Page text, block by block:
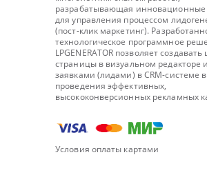
разрабатывающая
для управления процессом
(пост-клик маркетинг).
технологическое программное
LPGENERATOR позволяет
страницы в визуальном редакторе
заявками (лидами) в CRM-системе
проведения эффективных,
высококонверсионных рекламных
Условия оплаты картами